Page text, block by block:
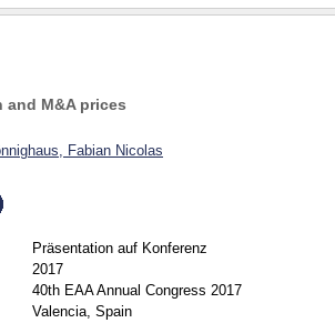
M&A prices
Fabian Nicolas
Präsentation auf Konferenz
2017
40th EAA Annual Congress 2017
Valencia, Spain